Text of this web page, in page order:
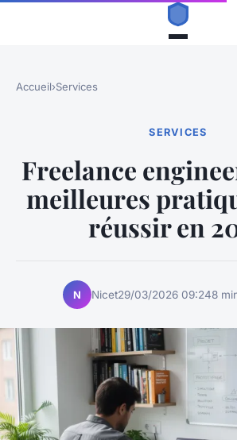
Accueil›Services
SERVICES
Freelance
meilleures
réussir en
N Nicet29/03/2026 09:248